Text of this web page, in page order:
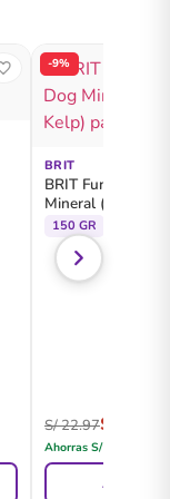
-9%
BRIT
BRIT Functional
Mineral (Ham
Cachorros -
150 GR
S/22.97S/
Ahorras S/2.17
Agregar